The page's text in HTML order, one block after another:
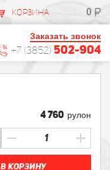
КОРЗИНА 0
Заказать звонок
+7 (3852) 502-904
4 760 рулон
В корзину